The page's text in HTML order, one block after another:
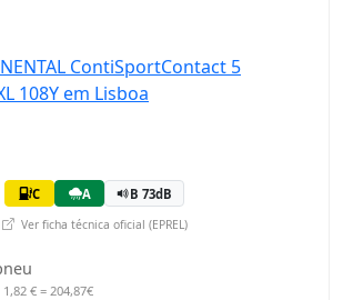
C A B 73dB
Ver ficha técnica oficial (EPREL)
€ = 204,87€